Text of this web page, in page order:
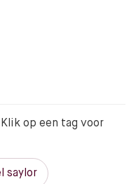
op een tag voor
saylor